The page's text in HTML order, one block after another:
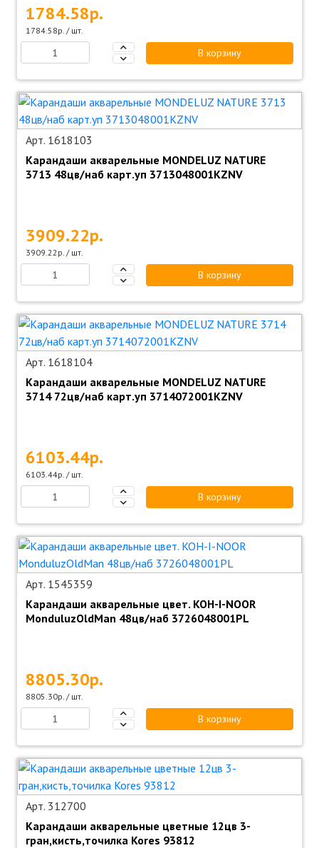
1784.58р.
1784.58р. / шт.
В корзину
Арт. 1618103
Карандаши акварельные MONDELUZ NATURE
3713 48цв/наб карт.уп 3713048001KZNV
3909.22р.
3909.22р. / шт.
В корзину
Арт. 1618104
Карандаши акварельные MONDELUZ NATURE
3714 72цв/наб карт.уп 3714072001KZNV
6103.44р.
6103.44р. / шт.
В корзину
Арт. 1545359
Карандаши акварельные цвет. KOH-I-NOOR
MonduluzOldMan 48цв/наб 3726048001PL
8805.30р.
8805.30р. / шт.
В корзину
Арт. 312700
Карандаши акварельные цветные 12цв 3-
гран,кисть,точилка Kores 93812